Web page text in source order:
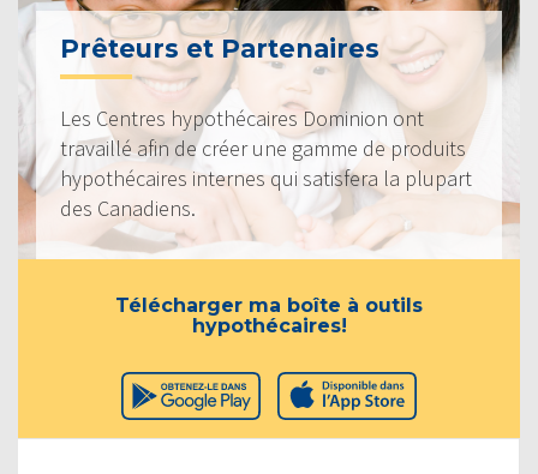
Prêteurs et Partenaires
Les Centres hypothécaires Dominion ont
travaillé afin de créer une gamme de produits
hypothécaires internes qui satisfera la plupart
des Canadiens.
Télécharger ma boîte à outils
hypothécaires!